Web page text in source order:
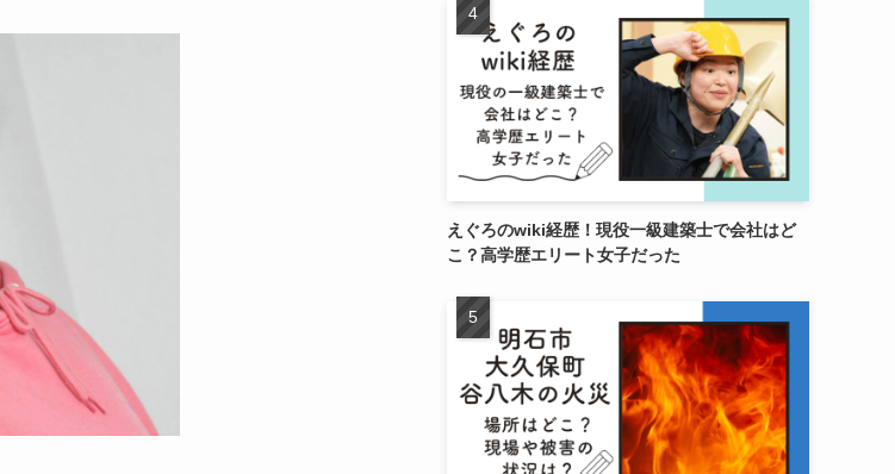
えぐろのwiki経歴！現役一級建築士で会社はど
こ？高学歴エリート女子だった